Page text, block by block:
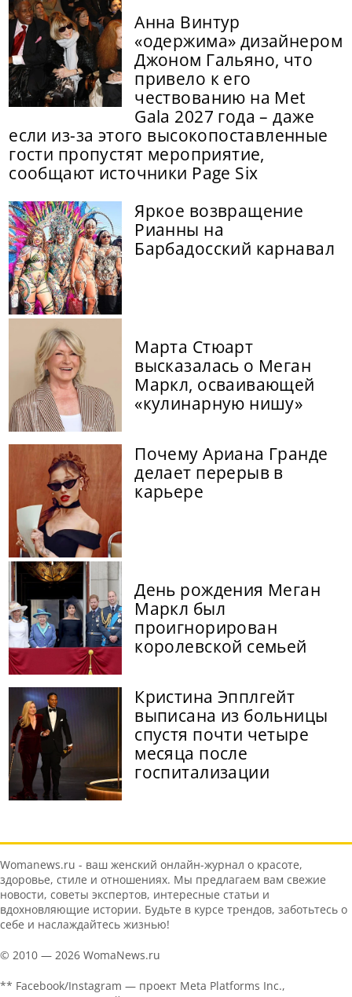
Анна Винтур
«одержима» дизайнером
Джоном Гальяно, что
привело к его
чествованию на Met
Gala 2027 года – даже
если из-за этого высокопоставленные
гости пропустят мероприятие,
сообщают источники Page Six
Яркое возвращение
Рианны на
Барбадосский карнавал
Марта Стюарт
высказалась о Меган
Маркл, осваивающей
«кулинарную нишу»
Почему Ариана Гранде
делает перерыв в
карьере
День рождения Меган
Маркл был
проигнорирован
королевской семьей
Кристина Эпплгейт
выписана из больницы
спустя почти четыре
месяца после
госпитализации
Womanews.ru - ваш женский онлайн-журнал о красоте,
здоровье, стиле и отношениях. Мы предлагаем вам свежие
новости, советы экспертов, интересные статьи и
вдохновляющие истории. Будьте в курсе трендов, заботьтесь о
себе и наслаждайтесь жизнью!
© 2010 — 2026 WomaNews.ru
** Facebook/Instagram — проект Meta Platforms Inc.,